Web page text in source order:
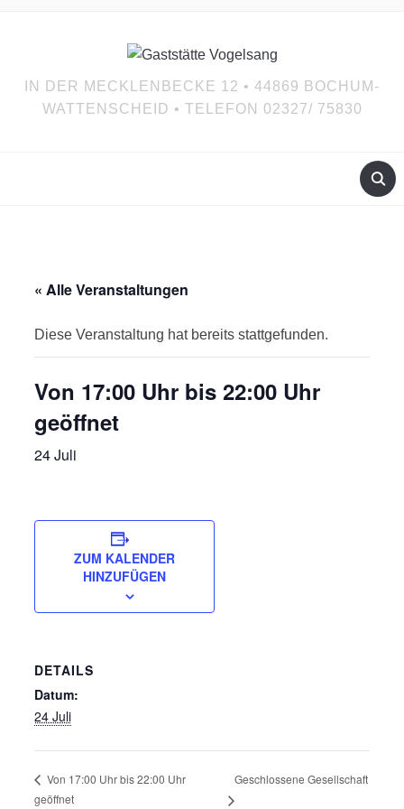
IN DER MECKLENBECKE 12 • 44869 BOCHUM-
WATTENSCHEID • TELEFON 02327/ 75830
« Alle Veranstaltungen
Diese Veranstaltung hat bereits stattgefunden.
Von 17:00 Uhr bis 22:00 Uhr
geöffnet
24 Juli
ZUM KALENDER
HINZUFÜGEN
DETAILS
Datum:
24 Juli
Von 17:00 Uhr bis 22:00 Uhr
geöffnet
Geschlossene Gesellschaft